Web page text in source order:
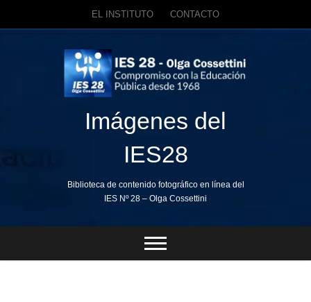
EL INSTITUTO
CONTACTO
Imágenes del
IES28
Biblioteca de contenido fotográfico en línea del
IES Nº 28 – Olga Cossettini